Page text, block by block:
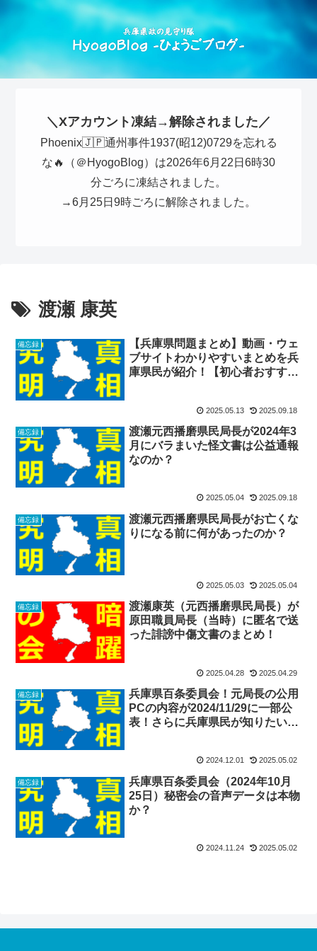
＼Xアカウント凍結→解除されました／
Phoenix🇯🇵通州事件1937(昭12)0729を忘れる
な🔥（＠HyogoBlog）は2026年6月22日6時30
分ごろに凍結されました。
→6月25日9時ごろに解除されました。
渡瀬 康英
備忘録
【兵庫県問題まとめ】動画・ウェ
ブサイトわかりやすいまとめを兵
庫県民が紹介！【初心者おすす
2025.05.13 2025.09.18
備忘録
渡瀬元西播磨県民局長が2024年3
月にバラまいた怪文書は公益通報
なのか？
2025.05.04 2025.09.18
備忘録
渡瀬元西播磨県民局長がお亡くな
りになる前に何があったのか？
2025.05.03 2025.05.04
備忘録
渡瀬康英（元西播磨県民局長）が
原田職員局長（当時）に匿名で送
った誹謗中傷文書のまとめ！
2025.04.28 2025.04.29
備忘録
兵庫県百条委員会！元局長の公用
PCの内容が2024/11/29に一部公
表！さらに兵庫県民が知りたい情
2024.12.01 2025.05.02
備忘録
兵庫県百条委員会（2024年10月
25日）秘密会の音声データは本物
か？
2024.11.24 2025.05.02